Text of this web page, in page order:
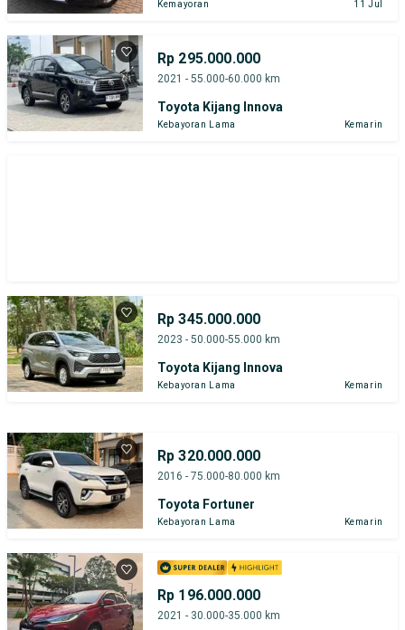
Kemayoran 11 Jul
Rp 295.000.000
2021 - 55.000-60.000 km
Toyota Kijang Innova
Kebayoran Lama Kemarin
Rp 345.000.000
2023 - 50.000-55.000 km
Toyota Kijang Innova
Kebayoran Lama Kemarin
Rp 320.000.000
2016 - 75.000-80.000 km
Toyota Fortuner
Kebayoran Lama Kemarin
Rp 196.000.000
2021 - 30.000-35.000 km